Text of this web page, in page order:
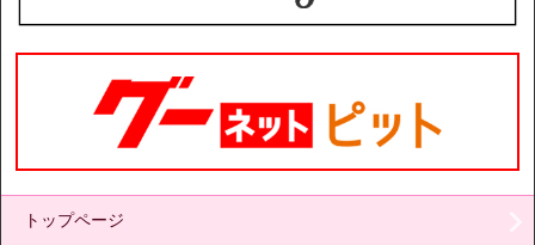
トップページ